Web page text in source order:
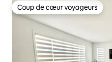
Coup de cœur voyageurs
Coup de cœur voyageurs